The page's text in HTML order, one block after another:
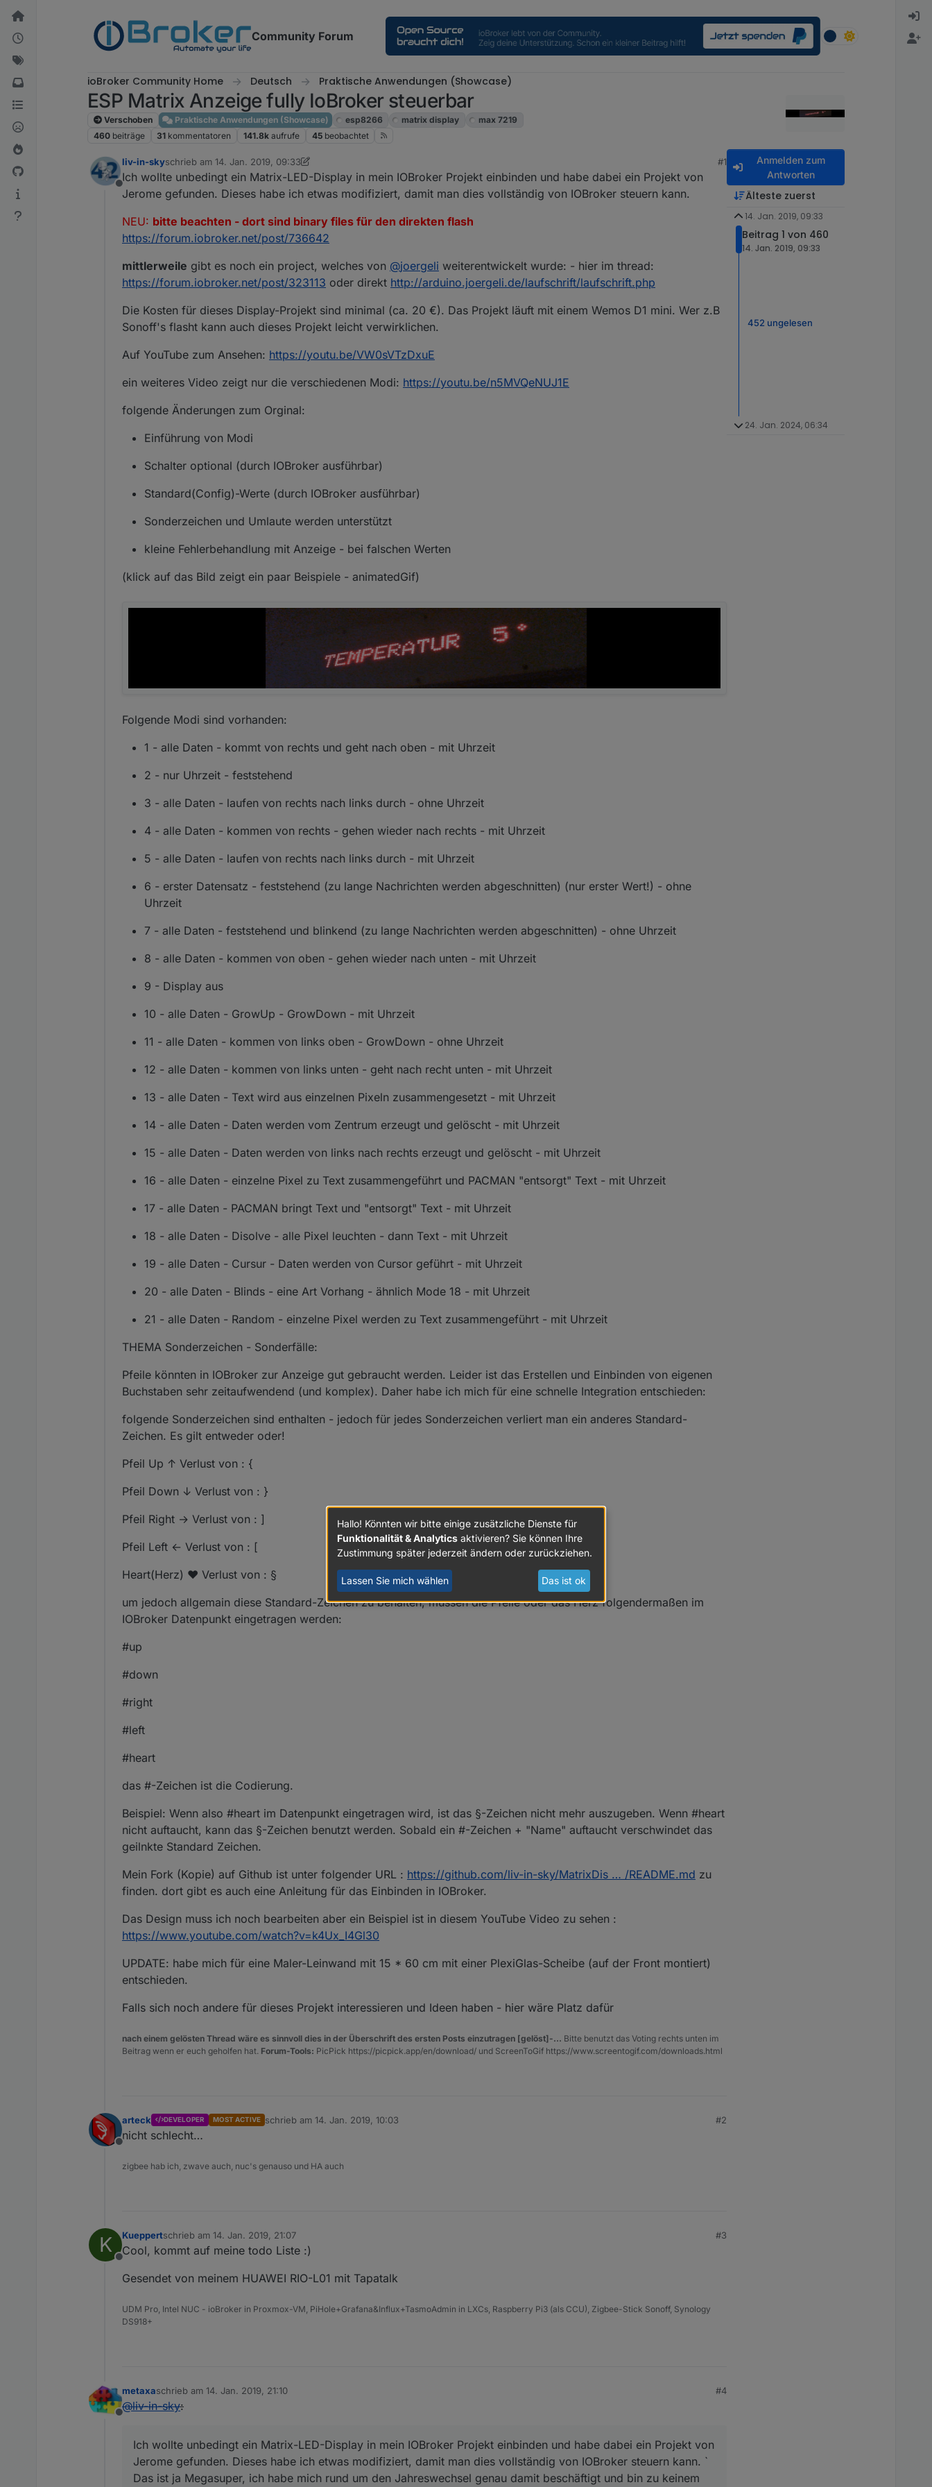
Weiter zum Inhalt
Community Forum
ioBroker Community Home Deutsch Praktische Anwendungen (Showcase)
ESP Matrix Anzeige fully IoBroker steuerbar
Verschoben Praktische Anwendungen (Showcase) esp8266 matrix display
max 7219
460 beiträge 31 kommentatoren 141.8k aufrufe 45 beobachtet
Offline
liv-in-skyschrieb am 14. Jan. 2019, 09:33
zuletzt editiert von liv-in-sky1. Aug. 2022, 14:27
#1
Ich wollte unbedingt ein Matrix-LED-Display in mein IOBroker Projekt einbinden und habe dabei ein Projekt von
Jerome gefunden. Dieses habe ich etwas modifiziert, damit man dies vollständig von IOBroker steuern kann.
NEU: bitte beachten - dort sind binary files für den direkten flash
https://forum.iobroker.net/post/736642
mittlerweile gibt es noch ein project, welches von @joergeli weiterentwickelt wurde: - hier im thread:
https://forum.iobroker.net/post/323113 oder direkt http://arduino.joergeli.de/laufschrift/laufschrift.php
Die Kosten für dieses Display-Projekt sind minimal (ca. 20 €). Das Projekt läuft mit einem Wemos D1 mini. Wer z.B
Sonoff's flasht kann auch dieses Projekt leicht verwirklichen.
Auf YouTube zum Ansehen: https://youtu.be/VW0sVTzDxuE
ein weiteres Video zeigt nur die verschiedenen Modi: https://youtu.be/n5MVQeNUJ1E
folgende Änderungen zum Orginal:
Einführung von Modi
Schalter optional (durch IOBroker ausführbar)
Standard(Config)-Werte (durch IOBroker ausführbar)
Sonderzeichen und Umlaute werden unterstützt
kleine Fehlerbehandlung mit Anzeige - bei falschen Werten
(klick auf das Bild zeigt ein paar Beispiele - animatedGif)
Folgende Modi sind vorhanden:
1 - alle Daten - kommt von rechts und geht nach oben - mit Uhrzeit
2 - nur Uhrzeit - feststehend
3 - alle Daten - laufen von rechts nach links durch - ohne Uhrzeit
4 - alle Daten - kommen von rechts - gehen wieder nach rechts - mit Uhrzeit
5 - alle Daten - laufen von rechts nach links durch - mit Uhrzeit
6 - erster Datensatz - feststehend (zu lange Nachrichten werden abgeschnitten) (nur erster Wert!) - ohne
Uhrzeit
7 - alle Daten - feststehend und blinkend (zu lange Nachrichten werden abgeschnitten) - ohne Uhrzeit
8 - alle Daten - kommen von oben - gehen wieder nach unten - mit Uhrzeit
9 - Display aus
10 - alle Daten - GrowUp - GrowDown - mit Uhrzeit
11 - alle Daten - kommen von links oben - GrowDown - ohne Uhrzeit
12 - alle Daten - kommen von links unten - geht nach recht unten - mit Uhrzeit
13 - alle Daten - Text wird aus einzelnen Pixeln zusammengesetzt - mit Uhrzeit
14 - alle Daten - Daten werden vom Zentrum erzeugt und gelöscht - mit Uhrzeit
15 - alle Daten - Daten werden von links nach rechts erzeugt und gelöscht - mit Uhrzeit
16 - alle Daten - einzelne Pixel zu Text zusammengeführt und PACMAN "entsorgt" Text - mit Uhrzeit
17 - alle Daten - PACMAN bringt Text und "entsorgt" Text - mit Uhrzeit
18 - alle Daten - Disolve - alle Pixel leuchten - dann Text - mit Uhrzeit
19 - alle Daten - Cursur - Daten werden von Cursor geführt - mit Uhrzeit
20 - alle Daten - Blinds - eine Art Vorhang - ähnlich Mode 18 - mit Uhrzeit
21 - alle Daten - Random - einzelne Pixel werden zu Text zusammengeführt - mit Uhrzeit
THEMA Sonderzeichen - Sonderfälle:
Pfeile könnten in IOBroker zur Anzeige gut gebraucht werden. Leider ist das Erstellen und Einbinden von eigenen
Buchstaben sehr zeitaufwendend (und komplex). Daher habe ich mich für eine schnelle Integration entschieden:
folgende Sonderzeichen sind enthalten - jedoch für jedes Sonderzeichen verliert man ein anderes Standard-
Zeichen. Es gilt entweder oder!
Pfeil Up ↑ Verlust von : {
Pfeil Down ↓ Verlust von : }
Pfeil Right → Verlust von : ]
Pfeil Left ← Verlust von : [
Heart(Herz) ❤ Verlust von : §
um jedoch allgemain diese Standard-Zeichen zu behalten, müssen die Pfeile oder das Herz folgendermaßen im
IOBroker Datenpunkt eingetragen werden:
#up
#down
#right
#left
#heart
das #-Zeichen ist die Codierung.
Beispiel: Wenn also #heart im Datenpunkt eingetragen wird, ist das §-Zeichen nicht mehr auszugeben. Wenn #heart
nicht auftaucht, kann das §-Zeichen benutzt werden. Sobald ein #-Zeichen + "Name" auftaucht verschwindet das
geilnkte Standard Zeichen.
Mein Fork (Kopie) auf Github ist unter folgender URL : https://github.com/liv-in-sky/MatrixDis … /README.md zu
finden. dort gibt es auch eine Anleitung für das Einbinden in IOBroker.
Das Design muss ich noch bearbeiten aber ein Beispiel ist in diesem YouTube Video zu sehen :
https://www.youtube.com/watch?v=k4Ux_I4Gl30
UPDATE: habe mich für eine Maler-Leinwand mit 15 * 60 cm mit einer PlexiGlas-Scheibe (auf der Front montiert)
entschieden.
Falls sich noch andere für dieses Projekt interessieren und Ideen haben - hier wäre Platz dafür
nach einem gelösten Thread wäre es sinnvoll dies in der Überschrift des ersten Posts einzutragen [gelöst]-... Bitte benutzt das Voting rechts unten im
Beitrag wenn er euch geholfen hat. Forum-Tools: PicPick https://picpick.app/en/download/ und ScreenToGif https://www.screentogif.com/downloads.html
Offline
arteck DEVELOPER MOST ACTIVE schrieb am14. Jan. 2019, 10:03
zuletzt editiert von
#2
nicht schlecht…
zigbee hab ich, zwave auch, nuc's genauso und HA auch
K
Offline
Kueppertschrieb am 14. Jan. 2019, 21:07
zuletzt editiert von
#3
Cool, kommt auf meine todo Liste :)
Gesendet von meinem HUAWEI RIO-L01 mit Tapatalk
UDM Pro, Intel NUC - ioBroker in Proxmox-VM, PiHole+Grafana&Influx+TasmoAdmin in LXCs, Raspberry Pi3 (als CCU), Zigbee-Stick Sonoff, Synology
DS918+
Offline
metaxaschrieb am 14. Jan. 2019, 21:10
zuletzt editiert von
#4
@liv-in-sky:
Ich wollte unbedingt ein Matrix-LED-Display in mein IOBroker Projekt einbinden und habe dabei ein Projekt von
Jerome gefunden. Dieses habe ich etwas modifiziert, damit man dies vollständig von IOBroker steuern kann. `
Das ist ja Megasuper, ich habe mich rund um den Jahreswechsel genau damit beschäftigt und bin zu keinem
Anmelden zum
Antworten
Älteste zuerst
14. Jan. 2019, 09:33
Beitrag 1 von 460
14. Jan. 2019, 09:33
452 ungelesen
24. Jan. 2024, 06:34
Hallo! Könnten wir bitte einige zusätzliche Dienste für
Funktionalität & Analytics aktivieren? Sie können Ihre
Zustimmung später jederzeit ändern oder zurückziehen.
Lassen Sie mich wählen Das ist ok